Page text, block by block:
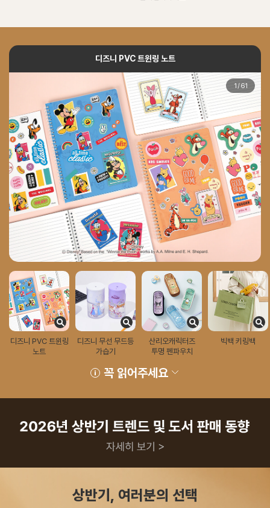
디즈니 PVC 트윈링 노트
1/61
디즈니 PVC 트윈링
노트
디즈니 무선 무드등
가습기
산리오캐릭터즈
투명 펜파우치
빅백 키링백
꼭 읽어주세요
상반기, 여러분의 선택